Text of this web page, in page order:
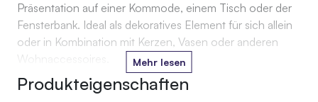
Präsentation auf einer Kommode, einem Tisch oder der
Fensterbank. Ideal als dekoratives Element für sich allein
oder in Kombination mit Kerzen, Vasen oder anderen
Wohnaccessoires.
Jeder Stamm ist in Form und Maserung einzigartig und
Mehr lesen
Produkteigenschaften